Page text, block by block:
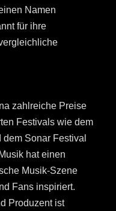
Namen
für ihre
zahlreiche Preise
Festivals wie dem
Sonar Festival
hat einen
Musik-Szene
Fans inspiriert.
Produzent ist